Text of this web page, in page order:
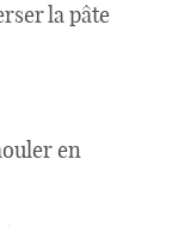
la pâte
en